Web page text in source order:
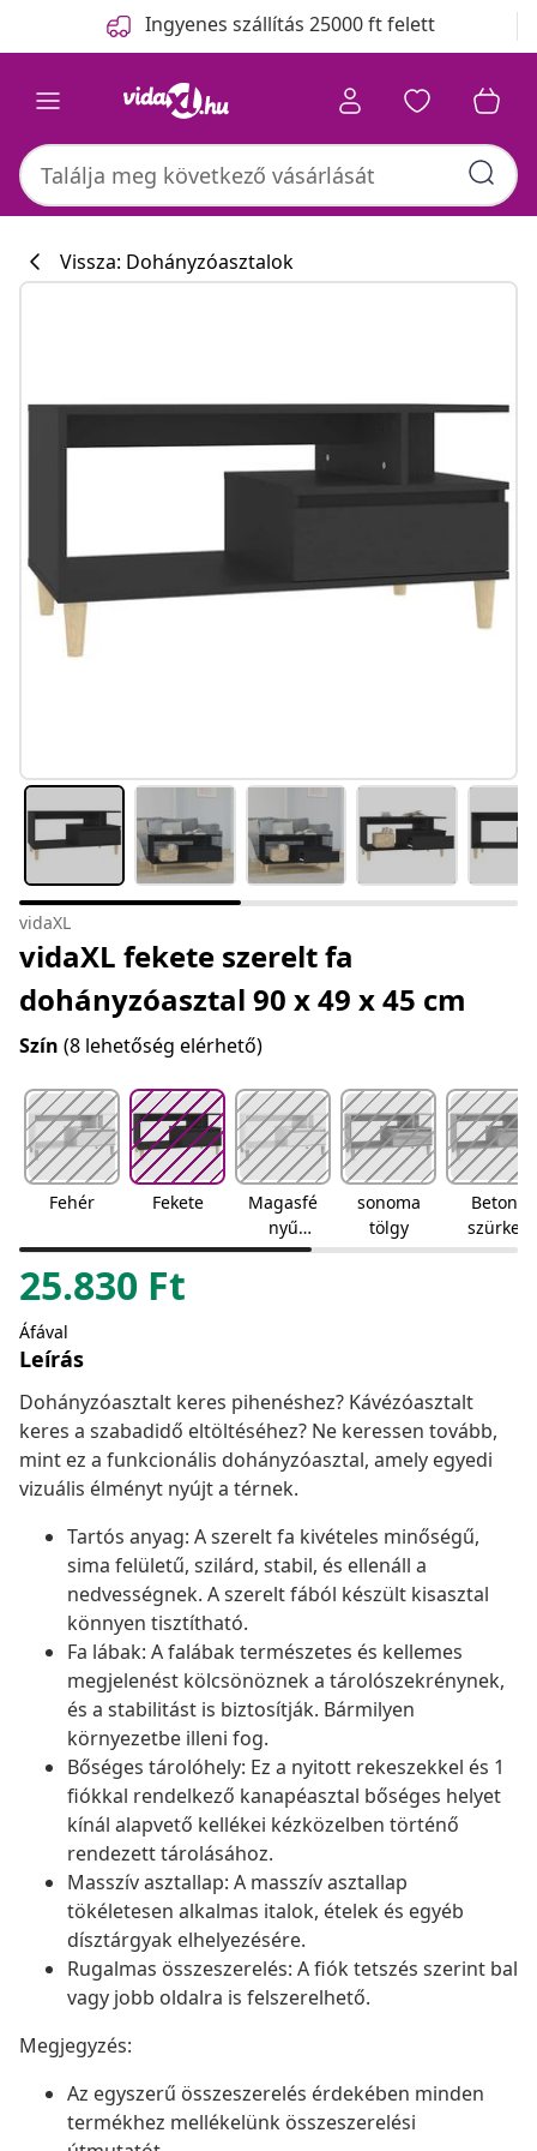
Ingyenes szállítás 25000 ft felett
Vissza: Dohányzóasztalok
vidaXL
vidaXL fekete szerelt fa
dohányzóasztal 90 x 49 x 45 cm
Szín (8 lehetőség elérhető)
Fehér Fekete
Magasfé
nyű
fehér
sonoma
tölgy
Beton
szürke
25.830 Ft
Áfával
Leírás
Dohányzóasztalt keres pihenéshez? Kávézóasztalt
keres a szabadidő eltöltéséhez? Ne keressen tovább,
mint ez a funkcionális dohányzóasztal, amely egyedi
vizuális élményt nyújt a térnek.
Tartós anyag: A szerelt fa kivételes minőségű,
sima felületű, szilárd, stabil, és ellenáll a
nedvességnek. A szerelt fából készült kisasztal
könnyen tisztítható.
Fa lábak: A falábak természetes és kellemes
megjelenést kölcsönöznek a tárolószekrénynek,
és a stabilitást is biztosítják. Bármilyen
környezetbe illeni fog.
Bőséges tárolóhely: Ez a nyitott rekeszekkel és 1
fiókkal rendelkező kanapéasztal bőséges helyet
kínál alapvető kellékei kézközelben történő
rendezett tárolásához.
Masszív asztallap: A masszív asztallap
tökéletesen alkalmas italok, ételek és egyéb
dísztárgyak elhelyezésére.
Rugalmas összeszerelés: A fiók tetszés szerint bal
vagy jobb oldalra is felszerelhető.
Megjegyzés:
Az egyszerű összeszerelés érdekében minden
termékhez mellékelünk összeszerelési